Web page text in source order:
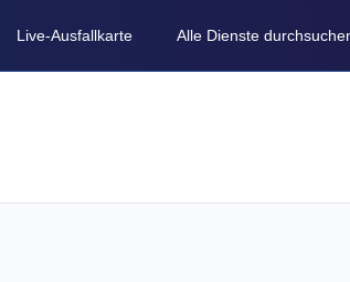
Live-Ausfallkarte Alle Dienste